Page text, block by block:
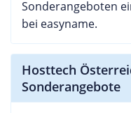
Sonderangeboten
bei easyname.
Hosttech
Sonderangebote